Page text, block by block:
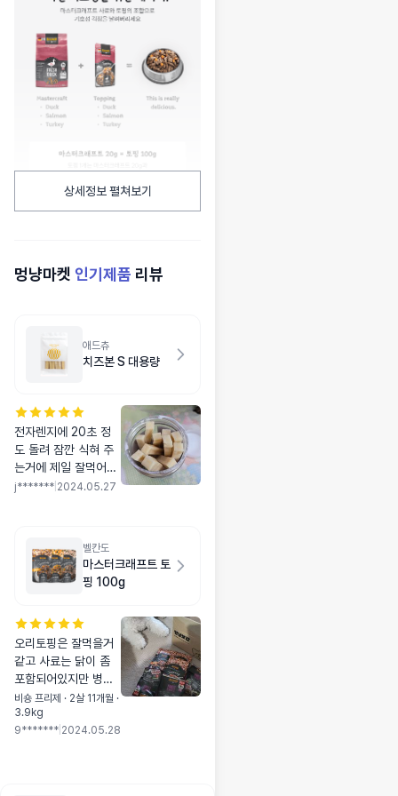
상세정보 펼쳐보기
멍냥마켓 인기제품 리뷰
애드츄
치즈본 S 대용량
전자렌지에 20초 정
도 돌려 잠깐 식혀 주
는거에 제일 잘먹어요
~ 예전엔 내려 놓자마
바뀌었네요 ㅋㅋ
j******* 2024.05.27
벨칸도
마스터크래프트 토
핑 100g
오리토핑은 잘먹을거
같고 사료는 닭이 좀
포함되어있지만 병원
에서 처방해주는 사료
보다 잘먹어요 3봉 샘
플 먹여보고 가려움증
비숑 프리제 · 2살 11개월 ·
3.9kg
9******* 2024.05.28